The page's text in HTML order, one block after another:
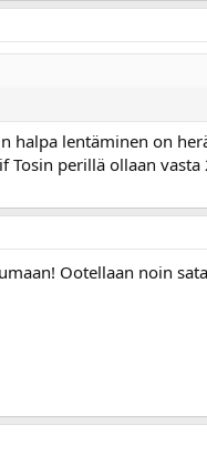
halpa lentäminen on
Tosin perillä ollaan
Ootellaan noin